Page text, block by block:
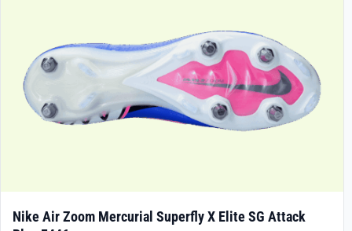
Nike Air Zoom Mercurial Superfly X Elite SG Attack